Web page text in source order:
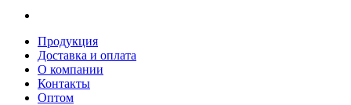
Продукция
Доставка и оплата
О компании
Контакты
Оптом